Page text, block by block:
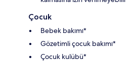
Çocuk
Bebek bakımı*
Gözetimli çocuk bakımı*
Çocuk kulübü*